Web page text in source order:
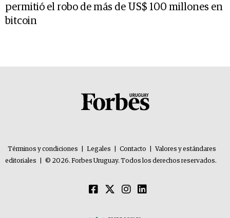
permitió el robo de más de US$ 100 millones en
bitcoin
Términos y condiciones Legales Contacto
Valores y estándares
editoriales
© 2026. Forbes Uruguay. Todos los derechos reservados.